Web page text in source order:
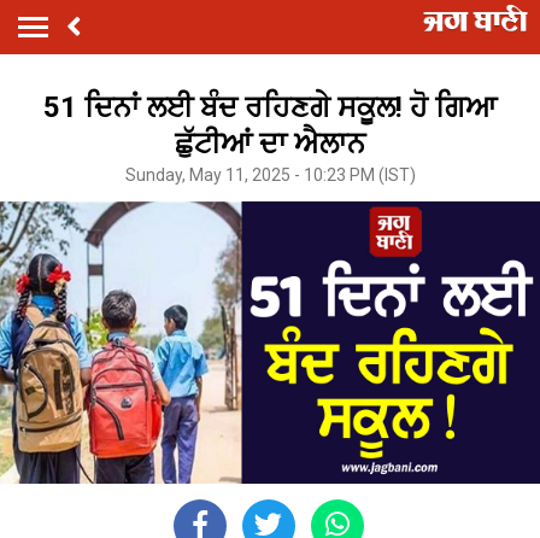
51 ਦਿਨਾਂ ਲਈ ਬੰਦ ਰਹਿਣਗੇ ਸਕੂਲ! ਹੋ ਗਿਆ
ਛੁੱਟੀਆਂ ਦਾ ਐਲਾਨ
Sunday, May 11, 2025 - 10:23 PM (IST)